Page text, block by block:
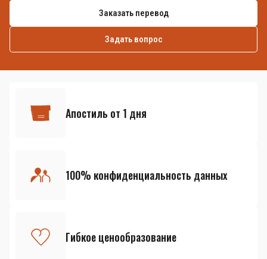
Заказать перевод
Задать вопрос
Апостиль от 1 дня
100% конфиденциальность данных
Гибкое ценообразование